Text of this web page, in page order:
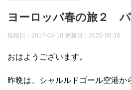
ヨーロッパ春の旅２
投稿日：2017-04-10 更新日： 2020-06-16
おはようございます。
昨晩は、シャルルドゴール空港か